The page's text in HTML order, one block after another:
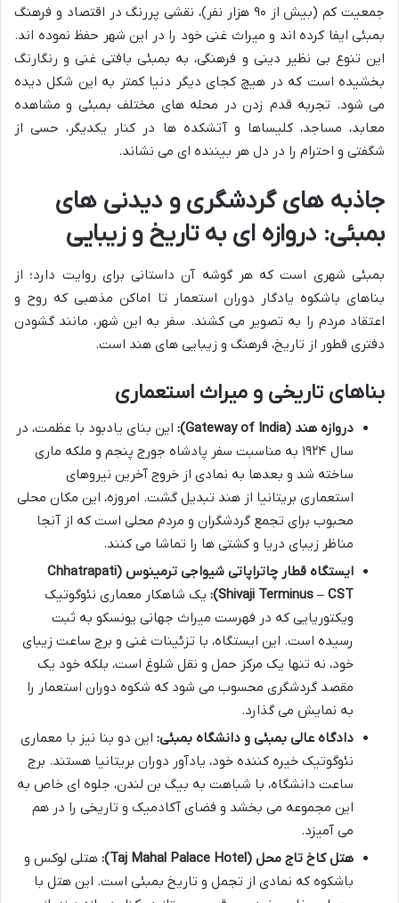
جمعیت کم (بیش از ۹۰ هزار نفر)، نقشی پررنگ در اقتصاد و فرهنگ
بمبئی ایفا کرده اند و میراث غنی خود را در این شهر حفظ نموده اند.
این تنوع بی نظیر دینی و فرهنگی، به بمبئی بافتی غنی و رنگارنگ
بخشیده است که در هیچ کجای دیگر دنیا کمتر به این شکل دیده
می شود. تجربه قدم زدن در محله های مختلف بمبئی و مشاهده
معابد، مساجد، کلیساها و آتشکده ها در کنار یکدیگر، حسی از
شگفتی و احترام را در دل هر بیننده ای می نشاند.
جاذبه های گردشگری و دیدنی های
بمبئی: دروازه ای به تاریخ و زیبایی
بمبئی شهری است که هر گوشه آن داستانی برای روایت دارد؛ از
بناهای باشکوه یادگار دوران استعمار تا اماکن مذهبی که روح و
اعتقاد مردم را به تصویر می کشند. سفر به این شهر، مانند گشودن
دفتری قطور از تاریخ، فرهنگ و زیبایی های هند است.
بناهای تاریخی و میراث استعماری
دروازه هند (Gateway of India):
این بنای یادبود با عظمت، در
سال ۱۹۲۴ به مناسبت سفر پادشاه جورج پنجم و ملکه ماری
ساخته شد و بعدها به نمادی از خروج آخرین نیروهای
استعماری بریتانیا از هند تبدیل گشت. امروزه، این مکان محلی
محبوب برای تجمع گردشگران و مردم محلی است که از آنجا
مناظر زیبای دریا و کشتی ها را تماشا می کنند.
ایستگاه قطار چاتراپاتی شیواجی ترمینوس (Chhatrapati
Shivaji Terminus – CST):
یک شاهکار معماری نئوگوتیک
ویکتوریایی که در فهرست میراث جهانی یونسکو به ثبت
رسیده است. این ایستگاه، با تزئینات غنی و برج ساعت زیبای
خود، نه تنها یک مرکز حمل و نقل شلوغ است، بلکه خود یک
مقصد گردشگری محسوب می شود که شکوه دوران استعمار را
به نمایش می گذارد.
دادگاه عالی بمبئی و دانشگاه بمبئی: این دو بنا نیز با معماری
نئوگوتیک خیره کننده خود، یادآور دوران بریتانیا هستند. برج
ساعت دانشگاه، با شباهت به بیگ بن لندن، جلوه ای خاص به
این مجموعه می بخشد و فضای آکادمیک و تاریخی را در هم
می آمیزد.
هتل کاخ تاج محل (Taj Mahal Palace Hotel):
هتلی لوکس و
باشکوه که نمادی از تجمل و تاریخ بمبئی است. این هتل با